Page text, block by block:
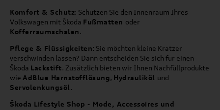
Komfort & Schutz: Schützen Sie den Innenraum Ihres
Volkswagen mit Škoda Fußmatten oder
Kofferraumschalen.
Pflege & Flüssigkeiten: Sie möchten kleine Kratzer
verschwinden lassen? Dann entscheiden Sie sich für einen
Škoda Lackstift. Zusätzlich bieten wir Ihnen Nachfüllprodukte
wie AdBlue Harnstofflösung, Hydrauliköl und
Servolenkungsöl.
Škoda Lifestyle Shop - Mode, Accessoires und